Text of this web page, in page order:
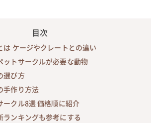
目次
は ケージやクレートとの違い
ットサークルが必要な動物
選び方
手作り方法
ークル8選 価格順に紹介
ランキングも参考にする